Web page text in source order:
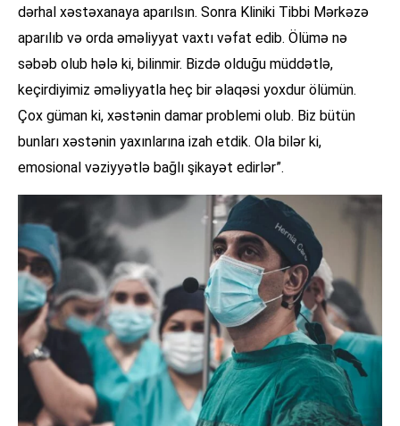
dərhal xəstəxanaya aparılsın. Sonra Kliniki Tibbi Mərkəzə
aparılıb və orda əməliyyat vaxtı vəfat edib. Ölümə nə
səbəb olub hələ ki, bilinmir. Bizdə olduğu müddətlə,
keçirdiyimiz əməliyyatla heç bir əlaqəsi yoxdur ölümün.
Çox güman ki, xəstənin damar problemi olub. Biz bütün
bunları xəstənin yaxınlarına izah etdik. Ola bilər ki,
emosional vəziyyətlə bağlı şikayət edirlər”.